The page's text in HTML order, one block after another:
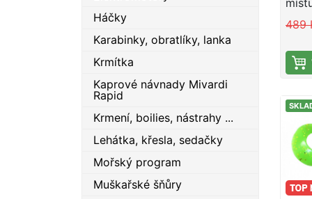
Háčky
Karabinky, obratlíky, lanka
Krmítka
Kaprové návnady Mivardi
Rapid
Krmení, boilies, nástrahy ...
Lehátka, křesla, sedačky
Mořský program
Muškařské šňůry
489